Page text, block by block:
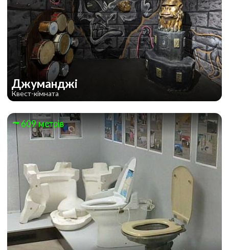
Джуманджі
Квест-кімната
609 метрів